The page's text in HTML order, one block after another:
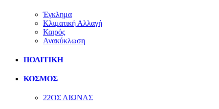
Έγκλημα
Κλιματική Αλλαγή
Καιρός
Ανακύκλωση
ΠΟΛΙΤΙΚΗ
ΚΟΣΜΟΣ
22ΟΣ ΑΙΩΝΑΣ